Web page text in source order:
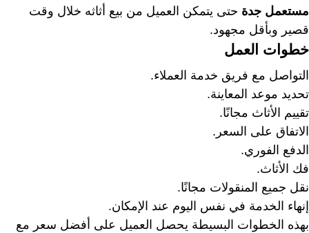
مستعمل جدة حتى يتمكن العميل من بيع أثاثه خلال وقت
قصير وبأقل مجهود.
خطوات العمل
التواصل مع فريق خدمة العملاء.
تحديد موعد المعاينة.
تقييم الأثاث مجانًا.
الاتفاق على السعر.
الدفع الفوري.
فك الأثاث.
نقل جميع المنقولات مجانًا.
إنهاء الخدمة في نفس اليوم عند الإمكان.
بهذه الخطوات البسيطة يحصل العميل على أفضل سعر مع